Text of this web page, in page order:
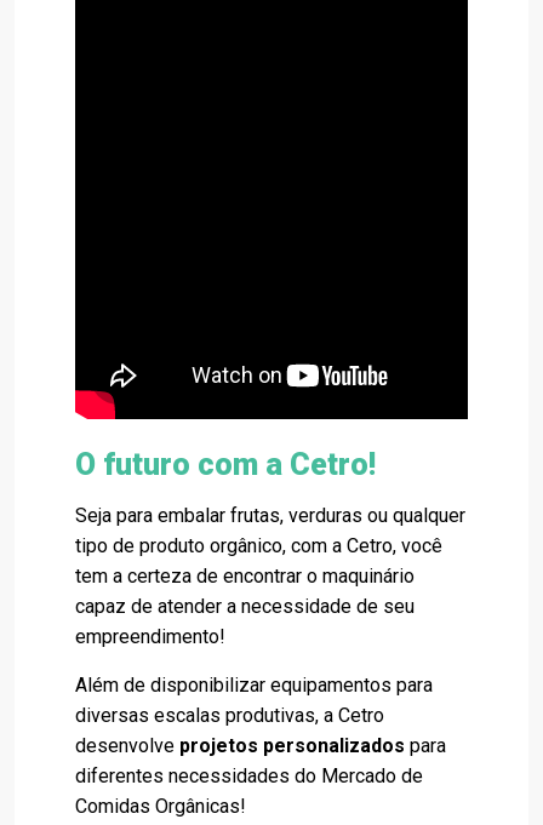
O futuro com a Cetro!
Seja para embalar frutas, verduras ou qualquer
tipo de produto orgânico, com a Cetro, você
tem a certeza de encontrar o maquinário
capaz de atender a necessidade de seu
empreendimento!
Além de disponibilizar equipamentos para
diversas escalas produtivas, a Cetro
desenvolve projetos personalizados para
diferentes necessidades do Mercado de
Comidas Orgânicas!